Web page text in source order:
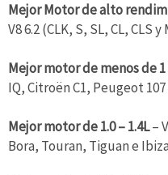
Mejor Motor de alto
V8 6.2 (CLK, S, SL, CL, CLS y
Mejor motor de menos de
IQ, Citroën C1, Peugeot
Mejor motor de 1.0 – 1.4L–
Bora, Touran, Tiguan e